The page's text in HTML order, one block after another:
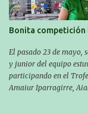
encontraréis en nuestra
https://
p06awl ¡Mucha suert...
Bonita competición
El pasado 23 de mayo,
y junior del equipo
participando en el
Amaiur Iparragirre,